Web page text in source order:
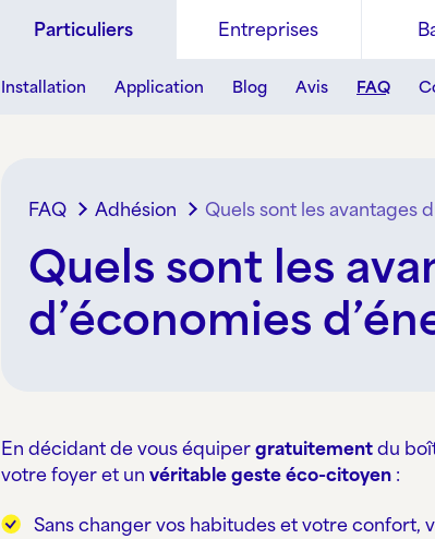
Particuliers
Entreprises
Installation Application Blog Avis FAQ
FAQ Adhésion Quels sont les avantages
Quels sont les
d’économies
En décidant de vous équiper gratuitementdu
votre foyer et un véritable geste éco-citoyen:
Sans changer vos habitudes et votre confort,